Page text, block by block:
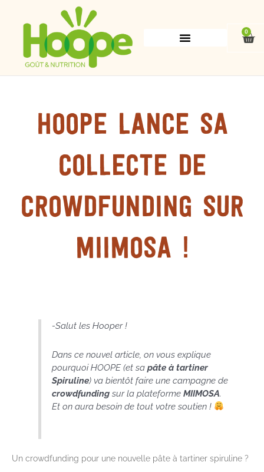
0
HOOPE lance sa
collecte de
crowdfunding sur
MIIMOSA !
-Salut les Hooper !
Dans ce nouvel article, on vous explique
pourquoi HOOPE (et sapâte à tartiner
Spiruline) va bientôt faire une campagne de
crowdfunding sur la plateformeMIIMOSA.
Et on aura besoin de tout votre soutien !
Un crowdfunding pour une nouvelle pâte à tartiner spiruline ?